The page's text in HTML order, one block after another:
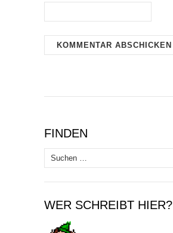
FINDEN
Suchen
nach:
WER SCHREIBT HIER?